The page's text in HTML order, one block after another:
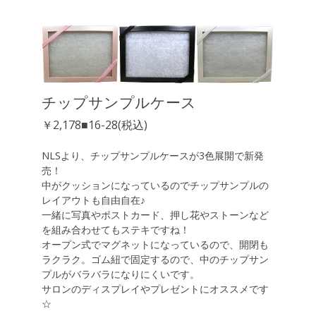
チップサンプルケース
￥2,178■16-28(税込)
NLSより、チップサンプルケースが3色展開で新発
売！
中がクッションになっているのでチップサンプルの
レイアウトも自由自在♪
一緒に写真やポストカード、押し花やストーンなど
を組み合わせてもステキですね！
オープン式でマグネットになっているので、開閉も
ラクラク。ゴム紐で固定するので、中のチップサン
プルがバラバラになりにくいです。
サロンのディスプレイやプレゼントにオススメです
☆